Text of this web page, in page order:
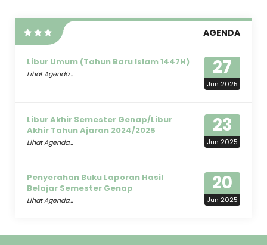
AGENDA
27
Jun 2025
Libur Umum (Tahun Baru Islam 1447H)
Lihat Agenda...
23
Jun 2025
Libur Akhir Semester Genap/Libur
Akhir Tahun Ajaran 2024/2025
Lihat Agenda...
20
Jun 2025
Penyerahan Buku Laporan Hasil
Belajar Semester Genap
Lihat Agenda...